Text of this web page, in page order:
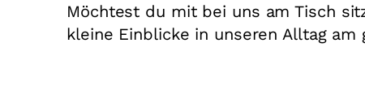
Möchtest du mit bei uns am Tisch
kleine Einblicke in unseren Alltag am